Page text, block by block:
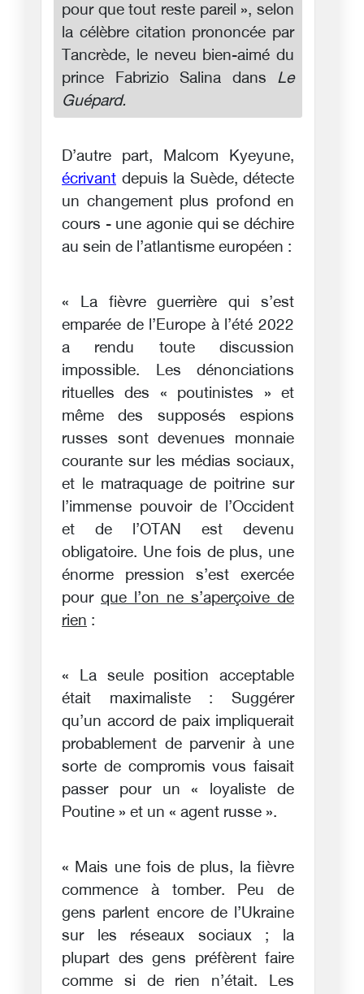
pour que tout reste pareil », selon
la célèbre citation prononcée par
Tancrède, le neveu bien-aimé du
prince Fabrizio Salina dans Le
Guépard.
D’autre part, Malcom Kyeyune,
écrivant depuis la Suède, détecte
un changement plus profond en
cours - une agonie qui se déchire
au sein de l’atlantisme européen :
« La fièvre guerrière qui s’est
emparée de l’Europe à l’été 2022
a rendu toute discussion
impossible. Les dénonciations
rituelles des « poutinistes » et
même des supposés espions
russes sont devenues monnaie
courante sur les médias sociaux,
et le matraquage de poitrine sur
l’immense pouvoir de l’Occident
et de l’OTAN est devenu
obligatoire. Une fois de plus, une
énorme pression s’est exercée
pour que l’on ne s’aperçoive de
rien :
« La seule position acceptable
était maximaliste : Suggérer
qu’un accord de paix impliquerait
probablement de parvenir à une
sorte de compromis vous faisait
passer pour un « loyaliste de
Poutine » et un « agent russe ».
« Mais une fois de plus, la fièvre
commence à tomber. Peu de
gens parlent encore de l’Ukraine
sur les réseaux sociaux ; la
plupart des gens préfèrent faire
comme si de rien n’était. Les